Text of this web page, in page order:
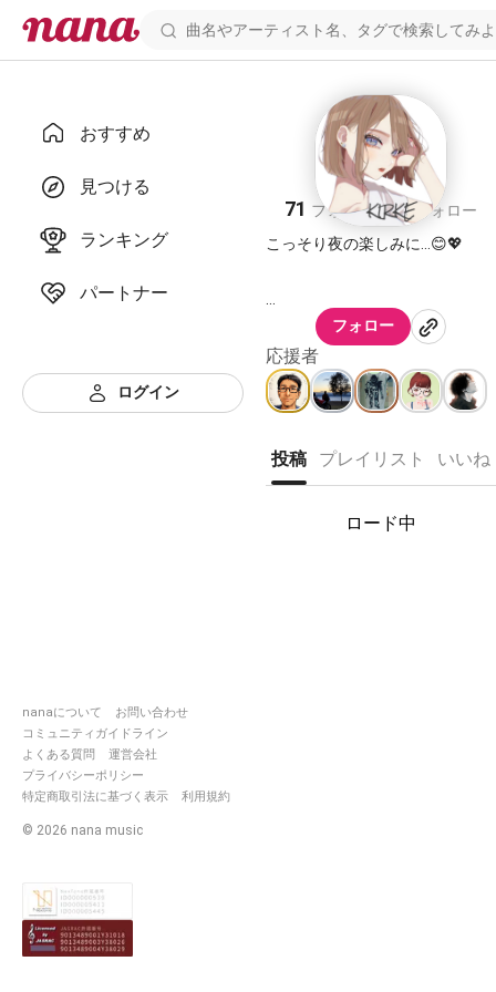
おすすめ
見つける
ランキング
パートナー
ログイン
nanaについて
お問い合わせ
コミュニティガイドライン
よくある質問
運営会社
プライバシーポリシー
特定商取引法に基づく表示
利用規約
© 2026 nana music
KIRKE
71 フォロワー70
フォロー
こっそり夜の楽しみに…😊💖
ユニット【MiiiR】
https://nana-
music.com/playlists/4140900
https://nana-
music.com/users/10023102
個人的に惚れてます💕︎🥰
フォロー
応援者
投稿 プレイリスト いいね
ロード中